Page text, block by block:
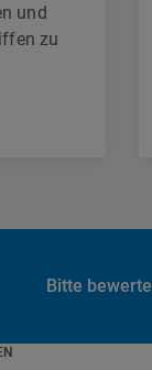
und
zu
Bitte